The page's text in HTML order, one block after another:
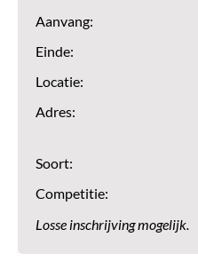
Aanvang:
Einde:
Locatie:
Adres:
Soort:
Competitie:
Losse inschrijving mogelijk.